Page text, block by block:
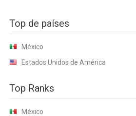
Top de países
México
Estados Unidos de América
Top Ranks
México